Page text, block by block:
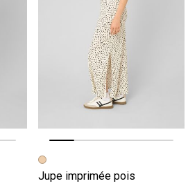
Image précédente
Image suivante
Jupe imprimée pois